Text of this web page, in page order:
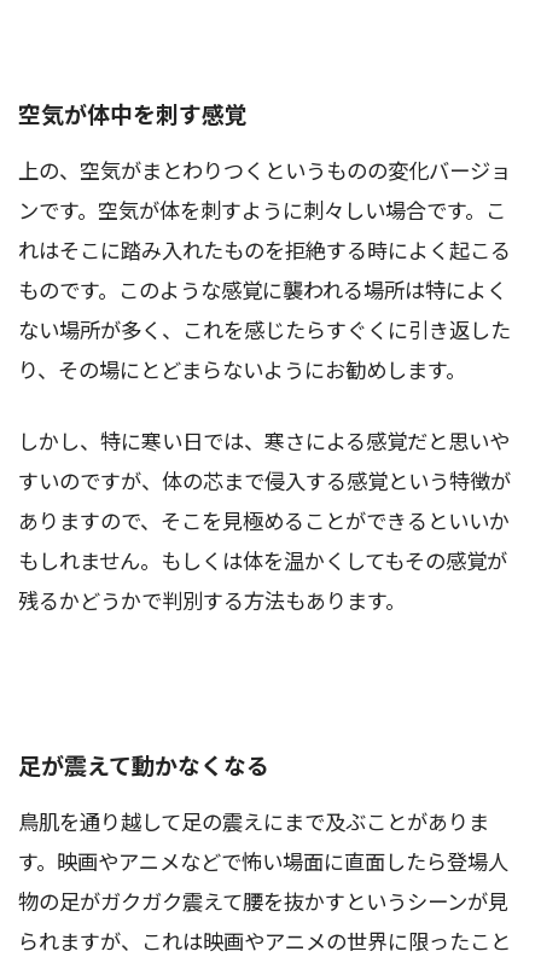
空気が体中を刺す感覚
上の、空気がまとわりつくというものの変化バージョ
ンです。空気が体を刺すように刺々しい場合です。こ
れはそこに踏み入れたものを拒絶する時によく起こる
ものです。このような感覚に襲われる場所は特によく
ない場所が多く、これを感じたらすぐくに引き返した
り、その場にとどまらないようにお勧めします。
しかし、特に寒い日では、寒さによる感覚だと思いや
すいのですが、体の芯まで侵入する感覚という特徴が
ありますので、そこを見極めることができるといいか
もしれません。もしくは体を温かくしてもその感覚が
残るかどうかで判別する方法もあります。
足が震えて動かなくなる
鳥肌を通り越して足の震えにまで及ぶことがありま
す。映画やアニメなどで怖い場面に直面したら登場人
物の足がガクガク震えて腰を抜かすというシーンが見
られますが、これは映画やアニメの世界に限ったこと